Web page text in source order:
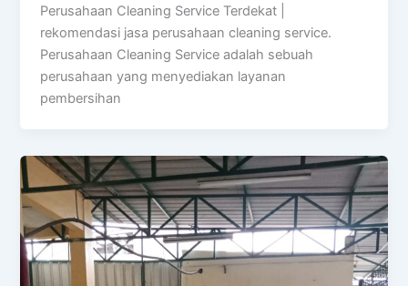
Perusahaan Cleaning Service Terdekat |
rekomendasi jasa perusahaan cleaning service.
Perusahaan Cleaning Service adalah sebuah
perusahaan yang menyediakan layanan
pembersihan